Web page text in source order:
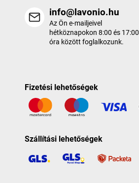
info@lavonio.hu
Az Ön e-mailjeivel
hétköznapokon 8:00 és 17:00
óra között foglalkozunk.
Fizetési lehetőségek
Szállítási lehetőségek